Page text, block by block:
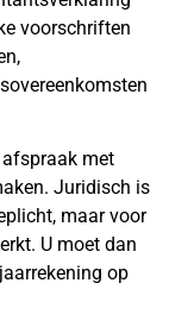
voorschriften
met
Juridisch is
maar voor
U moet dan
op